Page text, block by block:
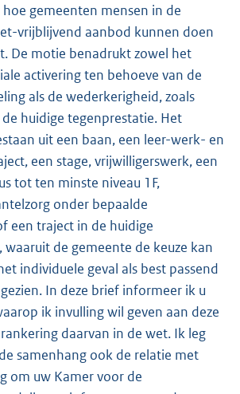
gemeenten mensen in de
vrijblijvend aanbod kunnen doen
De motie benadrukt zowel het
activering ten behoeve van de
als de wederkerigheid, zoals
huidige tegenprestatie. Het
uit een baan, een leer-werk- en
een stage, vrijwilligerswerk, een
tot ten minste niveau 1F,
onder bepaalde
een traject in de huidige
de gemeente de keuze kan
individuele geval als best passend
In deze brief informeer ik u
ik invulling wil geven aan deze
daarvan in de wet. Ik leg
samenhang ook de relatie met
om uw Kamer voor de